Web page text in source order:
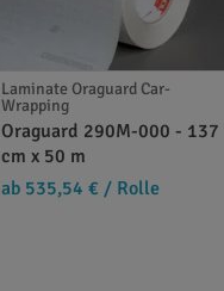
Laminate Oraguard Car-
Wrapping
Oraguard 290M-000 - 137
cm x 50 m
ab 535,54 € / Rolle